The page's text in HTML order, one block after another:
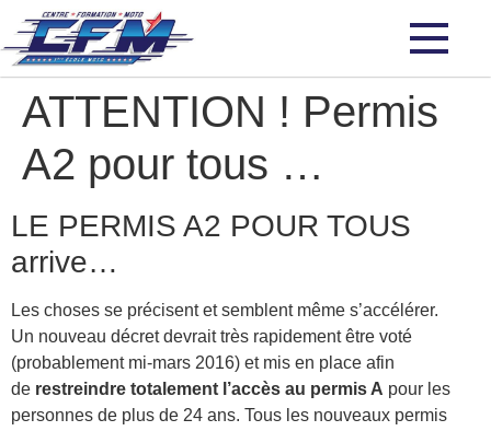
ATTENTION ! Permis
A2 pour tous …
LE PERMIS A2 POUR TOUS
arrive…
Les choses se précisent et semblent même s’accélérer.
Un nouveau décret devrait très rapidement être voté
(probablement mi-mars 2016) et mis en place afin
de restreindre totalement l’accès au permis A pour les
personnes de plus de 24 ans. Tous les nouveaux permis